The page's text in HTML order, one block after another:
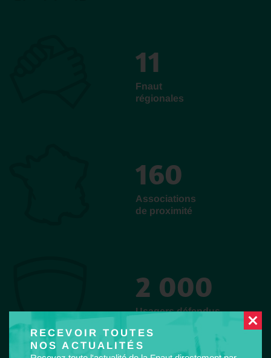
RECEVOIR TOUTES
NOS ACTUALITÉS
11
Fnaut
régionales
160
Associations
de proximité
2 000
Usagers défendus